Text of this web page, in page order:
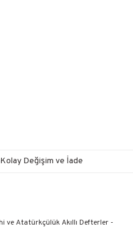
Kolay Değişim ve İade